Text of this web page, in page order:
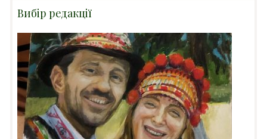
Вибір редакції